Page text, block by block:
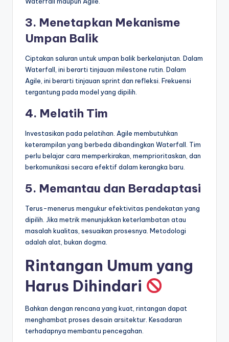
3. Menetapkan Mekanisme
Umpan Balik
Ciptakan saluran untuk umpan balik berkelanjutan. Dalam
Waterfall, ini berarti tinjauan milestone rutin. Dalam
Agile, ini berarti tinjauan sprint dan refleksi. Frekuensi
tergantung pada model yang dipilih.
4. Melatih Tim
Investasikan pada pelatihan. Agile membutuhkan
keterampilan yang berbeda dibandingkan Waterfall. Tim
perlu belajar cara memperkirakan, memprioritaskan, dan
berkomunikasi secara efektif dalam kerangka baru.
5. Memantau dan Beradaptasi
Terus-menerus mengukur efektivitas pendekatan yang
dipilih. Jika metrik menunjukkan keterlambatan atau
masalah kualitas, sesuaikan prosesnya. Metodologi
adalah alat, bukan dogma.
Rintangan Umum yang
Harus Dihindari
Bahkan dengan rencana yang kuat, rintangan dapat
menghambat proses desain arsitektur. Kesadaran
terhadapnya membantu pencegahan.